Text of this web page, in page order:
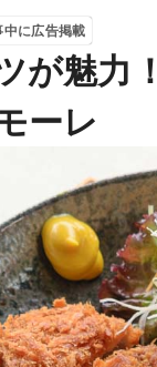
中に広告掲載
が魅力
ーレ